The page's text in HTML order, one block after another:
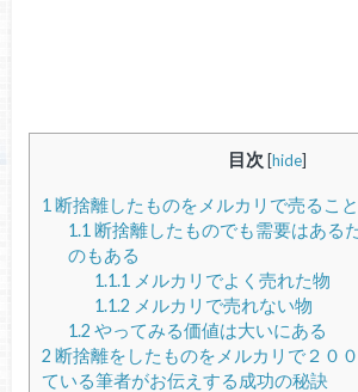
目次 [hide]
1 断捨離したものをメルカリで売るこ
1.1 断捨離したものでも需要はある
のもある
1.1.1 メルカリでよく売れた物
1.1.2 メルカリで売れない物
1.2 やってみる価値は大いにある
2 断捨離をしたものをメルカリで２０
ている筆者がお伝えする成功の秘訣